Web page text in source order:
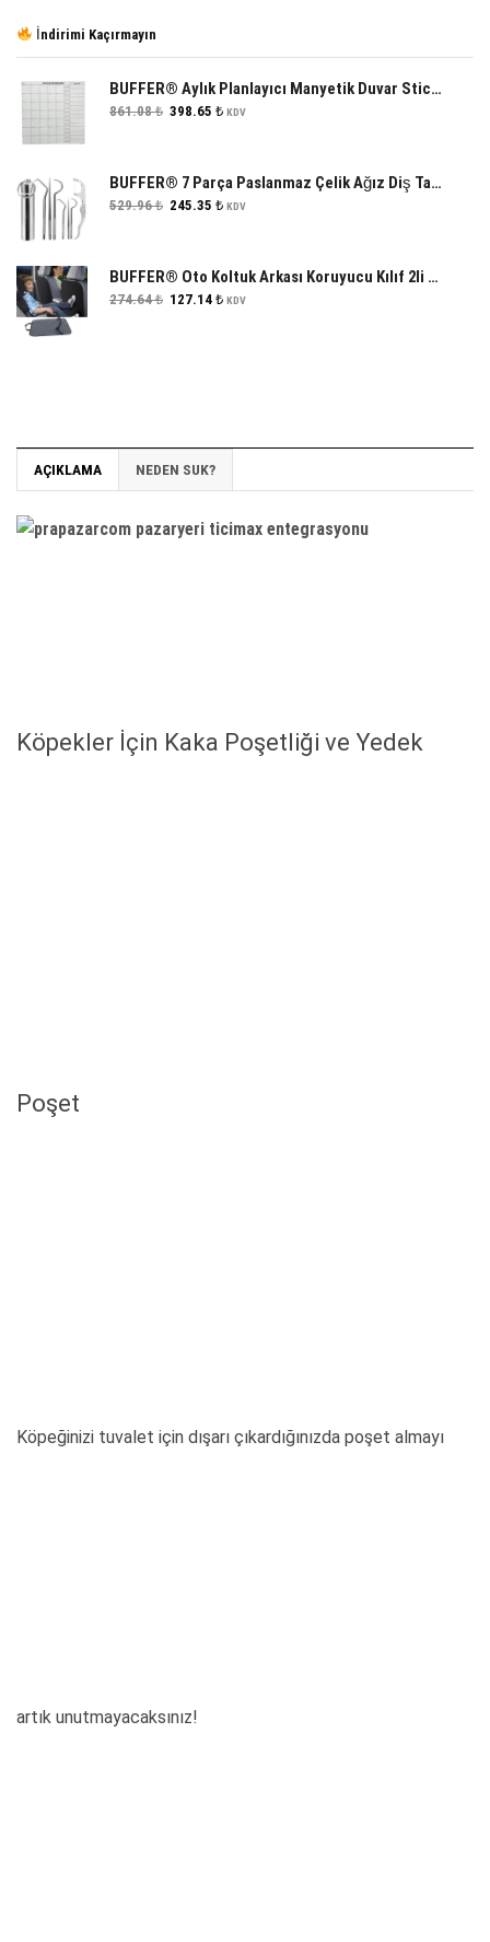
İndirimi Kaçırmayın
BUFFER® Aylık Planlayıcı Manyetik Duvar Stickerı Takvim Plan Çizelgesi
861.08₺ Orijinal
398.65 ₺Şu
KDV
BUFFER® 7 Parça Paslanmaz Çelik Ağız Diş Tartar Sökücü Temizlik Bakım Seti
529.96₺ Orijinal
245.35 ₺Şu
KDV
BUFFER® Oto Koltuk Arkası Koruyucu Kılıf 2li Araba Koltuk Arkası Kılıfı
274.64₺ Orijinal
127.14 ₺ŞuKDV
AÇIKLAMA NEDEN SUK?
Köpekler İçin Kaka Poşetliği ve Yedek
Poşet
Köpeğinizi tuvalet için dışarı çıkardığınızda poşet almayı
artık unutmayacaksınız!